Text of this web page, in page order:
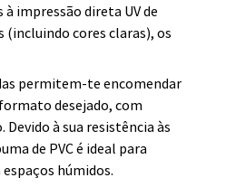
impressão direta UV de
(incluindo cores claras), os
permitem-te encomendar
desejado, com
à sua resistência às
de PVC é ideal para
húmidos.